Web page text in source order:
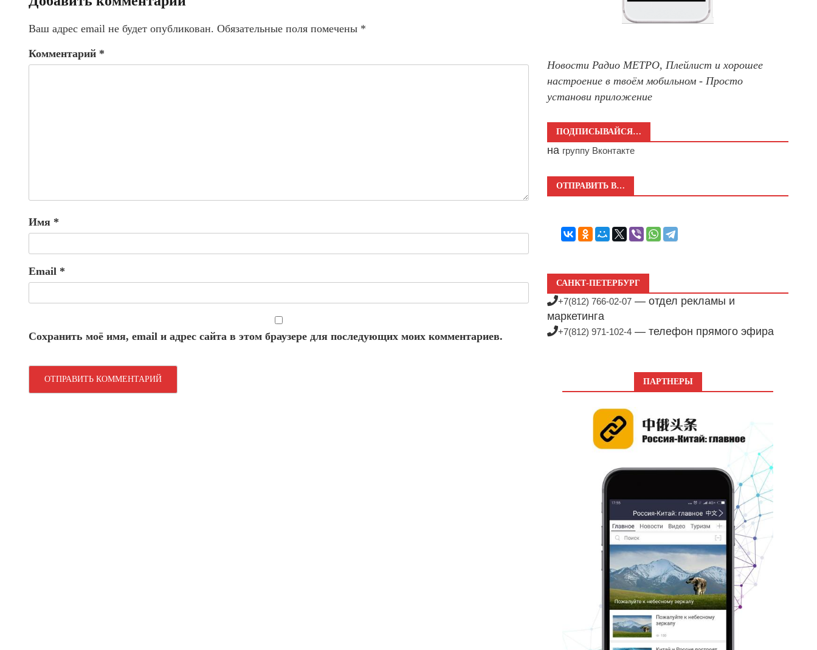
Ваш адрес email не будет опубликован. Обязательные поля помечены *
Комментарий *
Имя *
Email *
Сохранить моё имя, email и адрес сайта в этом браузере для последующих моих комментариев.
Новости Радио МЕТРО, Плейлист и хорошее
настроение в твоём мобильном - Просто
установи приложение
ПОДПИСЫВАЙСЯ…
на группу Вконтакте
ОТПРАВИТЬ В…
САНКТ-ПЕТЕРБУРГ
+7(812) 766-02-07 — отдел рекламы и
маркетинга
+7(812) 971-102-4 — телефон прямого эфира
ПАРТНЕРЫ